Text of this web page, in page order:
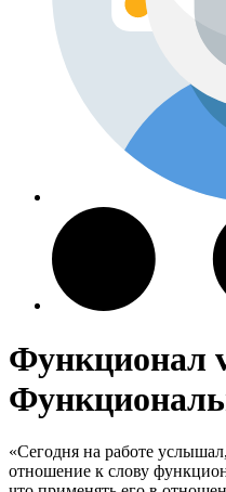
Функционал
«Сегодня на работе
отношение к слову